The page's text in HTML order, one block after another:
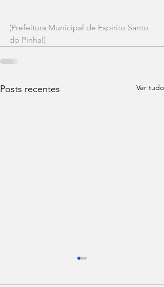
(Prefeitura Municipal de Espírito Santo
do Pinhal)
Posts recentes Ver tudo